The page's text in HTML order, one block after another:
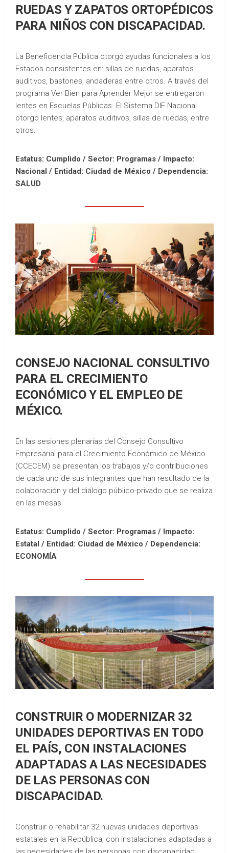
RUEDAS Y ZAPATOS ORTOPÉDICOS
PARA NIÑOS CON DISCAPACIDAD.
La Beneficencia Pública otorgó ayudas funcionales a los
Estados consistentes en: sillas de ruedas, aparatos
auditivos, bastones, andaderas entre otros. A través del
programa Ver Bien para Aprender Mejor se entregaron
lentes en Escuelas Públicas. El Sistema DIF Nacional
otorgo lentes, aparatos auditivos, sillas de ruedas, entre
otros.
Estatus: Cumplido / Sector: Programas / Impacto:
Nacional / Entidad: Ciudad de México / Dependencia:
SALUD
CONSEJO NACIONAL CONSULTIVO
PARA EL CRECIMIENTO
ECONÓMICO Y EL EMPLEO DE
MÉXICO.
En las sesiones plenarias del Consejo Consultivo
Empresarial para el Crecimiento Económico de México
(CCECEM) se presentan los trabajos y/o contribuciones
de cada uno de sus integrantes que han resultado de la
colaboración y del diálogo público-privado que se realiza
en las mesas.
Estatus: Cumplido / Sector: Programas / Impacto:
Estatal / Entidad: Ciudad de México / Dependencia:
ECONOMÍA
CONSTRUIR O MODERNIZAR 32
UNIDADES DEPORTIVAS EN TODO
EL PAÍS, CON INSTALACIONES
ADAPTADAS A LAS NECESIDADES
DE LAS PERSONAS CON
DISCAPACIDAD.
Construir o rehabilitar 32 nuevas unidades deportivas
estatales en la República, con instalaciones adaptadas a